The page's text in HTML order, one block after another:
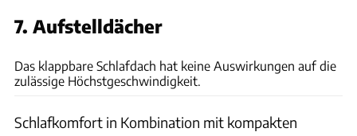
7. Aufstelldächer
Das klappbare Schlafdach hat keine Auswirkungen auf die
zulässige Höchstgeschwindigkeit.
Schlafkomfort in Kombination mit kompakten